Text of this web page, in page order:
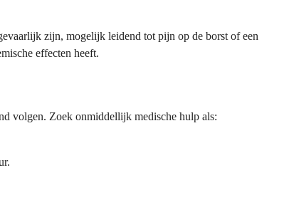
zijn, mogelijk leidend tot pijn op de borst of een
effecten heeft.
volgen. Zoek onmiddellijk medische hulp als: